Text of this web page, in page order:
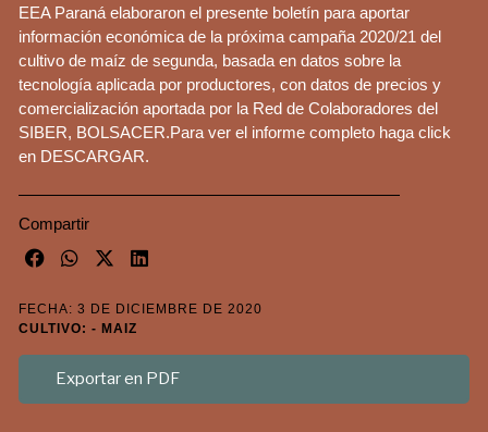
EEA Paraná elaboraron el presente boletín para aportar
información económica de la próxima campaña 2020/21 del
cultivo de maíz de segunda, basada en datos sobre la
tecnología aplicada por productores, con datos de precios y
comercialización aportada por la Red de Colaboradores del
SIBER, BOLSACER.Para ver el informe completo haga click
en DESCARGAR.
Compartir
FECHA: 3 DE DICIEMBRE DE 2020
CULTIVO: - MAIZ
Exportar en PDF